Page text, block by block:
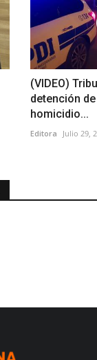
(VIDEO)
detención
homicidio...
Editora Julio 29,